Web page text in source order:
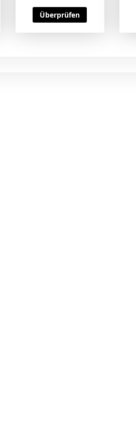
Überprüfen